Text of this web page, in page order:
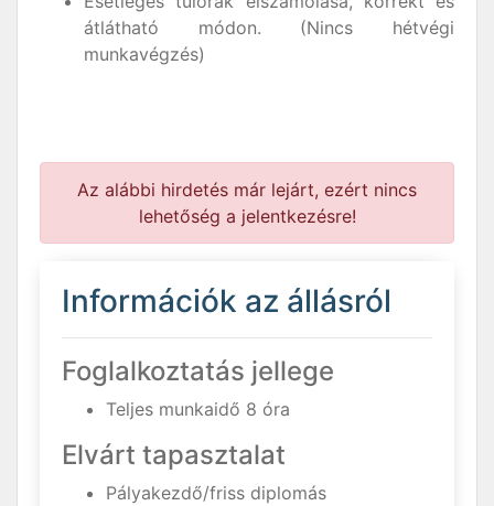
átlátható módon. (Nincs hétvégi
munkavégzés)
Az alábbi hirdetés már lejárt, ezért nincs
lehetőség a jelentkezésre!
Információk az állásról
Foglalkoztatás jellege
Teljes munkaidő 8 óra
Elvárt tapasztalat
Pályakezdő/friss diplomás